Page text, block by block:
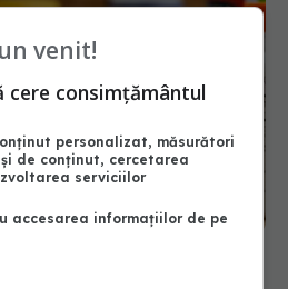
și minerale necesare în
Crișan: Susțin sistemul
generală
venit!
cere consimțământul
personalizat, măsurători
de conținut, cercetarea
serviciilor
accesarea informațiilor de pe